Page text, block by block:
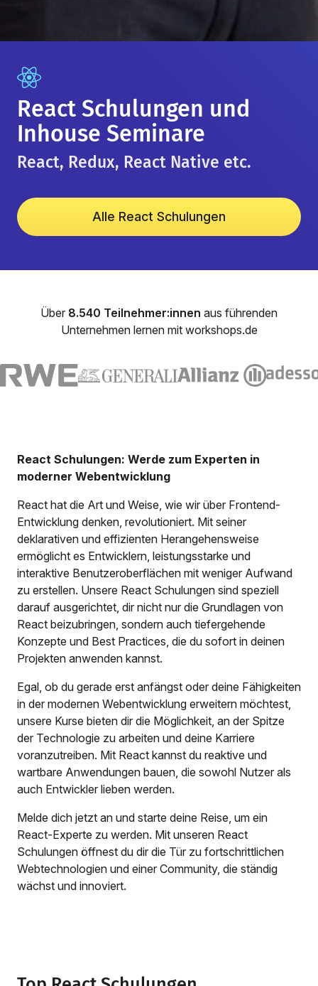
React Schulungen und
Inhouse Seminare
React, Redux, React Native etc.
Alle React Schulungen
Über 8.540 Teilnehmer:innen aus führenden
Unternehmen lernen mit workshops.de
React Schulungen: Werde zum Experten in
moderner Webentwicklung
React hat die Art und Weise, wie wir über Frontend-
Entwicklung denken, revolutioniert. Mit seiner
deklarativen und effizienten Herangehensweise
ermöglicht es Entwicklern, leistungsstarke und
interaktive Benutzeroberflächen mit weniger Aufwand
zu erstellen. Unsere React Schulungen sind speziell
darauf ausgerichtet, dir nicht nur die Grundlagen von
React beizubringen, sondern auch tiefergehende
Konzepte und Best Practices, die du sofort in deinen
Projekten anwenden kannst.
Egal, ob du gerade erst anfängst oder deine Fähigkeiten
in der modernen Webentwicklung erweitern möchtest,
unsere Kurse bieten dir die Möglichkeit, an der Spitze
der Technologie zu arbeiten und deine Karriere
voranzutreiben. Mit React kannst du reaktive und
wartbare Anwendungen bauen, die sowohl Nutzer als
auch Entwickler lieben werden.
Melde dich jetzt an und starte deine Reise, um ein
React-Experte zu werden. Mit unseren React
Schulungen öffnest du dir die Tür zu fortschrittlichen
Webtechnologien und einer Community, die ständig
wächst und innoviert.